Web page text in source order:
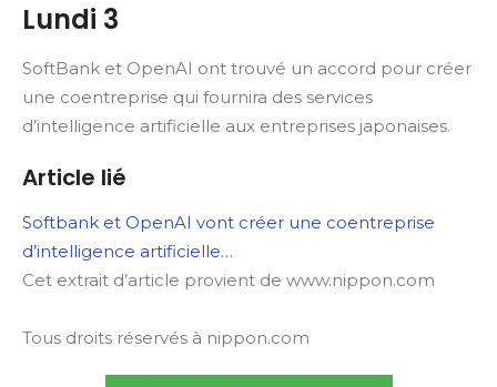
Lundi 3
SoftBank et OpenAI ont trouvé un accord pour créer
une coentreprise qui fournira des services
d’intelligence artificielle aux entreprises japonaises.
Article lié
Softbank et OpenAI vont créer une coentreprise
d’intelligence artificielle…
Cet extrait d’article provient de www.nippon.com
Tous droits réservés à nippon.com